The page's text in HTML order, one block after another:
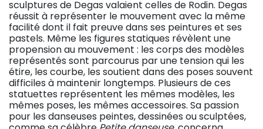
sculptures de Degas valaient celles de Rodin. Degas
réussit à représenter le mouvement avec la même
facilité dont il fait preuve dans ses peintures et ses
pastels. Même les figures statiques révèlent une
propension au mouvement : les corps des modèles
représentés sont parcourus par une tension qui les
étire, les courbe, les soutient dans des poses souvent
difficiles à maintenir longtemps. Plusieurs de ces
statuettes représentent les mêmes modèles, les
mêmes poses, les mêmes accessoires. Sa passion
pour les danseuses peintes, dessinées ou sculptées,